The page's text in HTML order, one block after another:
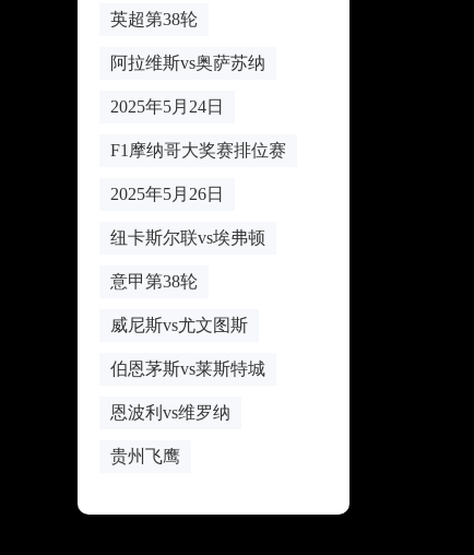
英超第38轮
阿拉维斯vs奥萨苏纳
2025年5月24日
F1摩纳哥大奖赛排位赛
2025年5月26日
纽卡斯尔联vs埃弗顿
意甲第38轮
威尼斯vs尤文图斯
伯恩茅斯vs莱斯特城
恩波利vs维罗纳
贵州飞鹰